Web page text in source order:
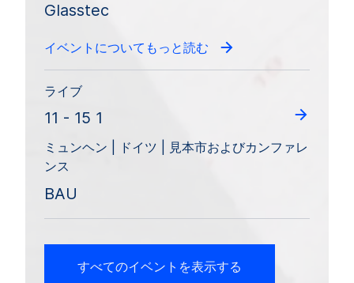
Glasstec
イベントについてもっと読む
ライブ
11 - 15 1
ミュンヘン | ドイツ | 見本市およびカンファレ
ンス
BAU
すべてのイベントを表示する